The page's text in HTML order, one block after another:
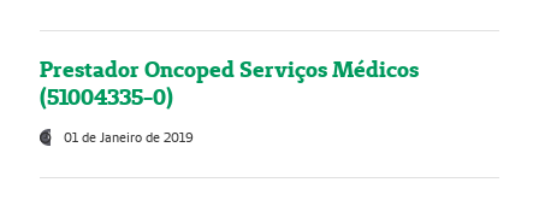
Prestador Oncoped Serviços Médicos
(51004335-0)
01 de Janeiro de 2019